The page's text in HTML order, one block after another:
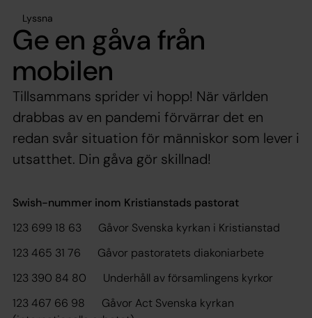
Lyssna
Ge en gåva från
mobilen
Tillsammans sprider vi hopp! När världen
drabbas av en pandemi förvärrar det en
redan svår situation för människor som lever i
utsatthet. Din gåva gör skillnad!
Swish-nummer inom Kristianstads pastorat
123 699 18 63 Gåvor Svenska kyrkan i Kristianstad
123 465 31 76 Gåvor pastoratets diakoniarbete
123 390 84 80 Underhåll av församlingens kyrkor
123 467 66 98 Gåvor Act Svenska kyrkan